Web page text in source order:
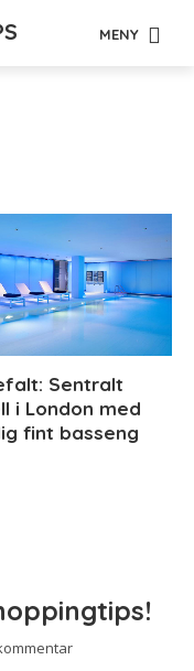
MENY
Sentralt
i London med
fint basseng